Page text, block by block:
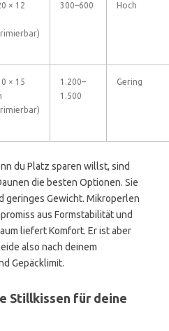
× 12
300–600 Hoch
× 15
1.200–
1.500
Gering
du Platz sparen willst, sind
die besten Optionen. Sie
geringes Gewicht. Mikroperlen
aus Formstabilität und
liefert Komfort. Er ist aber
also nach deinem
Gepäcklimit.
Stillkissen für deine